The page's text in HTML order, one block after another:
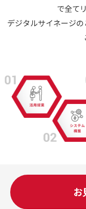
で全て
デジタルサイネージ
お